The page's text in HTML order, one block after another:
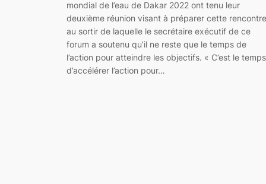
mondial de l’eau de Dakar 2022 ont tenu leur
deuxième réunion visant à préparer cette rencontre
au sortir de laquelle le secrétaire exécutif de ce
forum a soutenu qu’il ne reste que le temps de
l’action pour atteindre les objectifs. « C’est le temps
d’accélérer l’action pour…